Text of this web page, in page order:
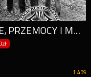
HUNTER PRZECIWKO WOJNIE, PRZEMOCY I MANIPULACJI VOL.2
1 439